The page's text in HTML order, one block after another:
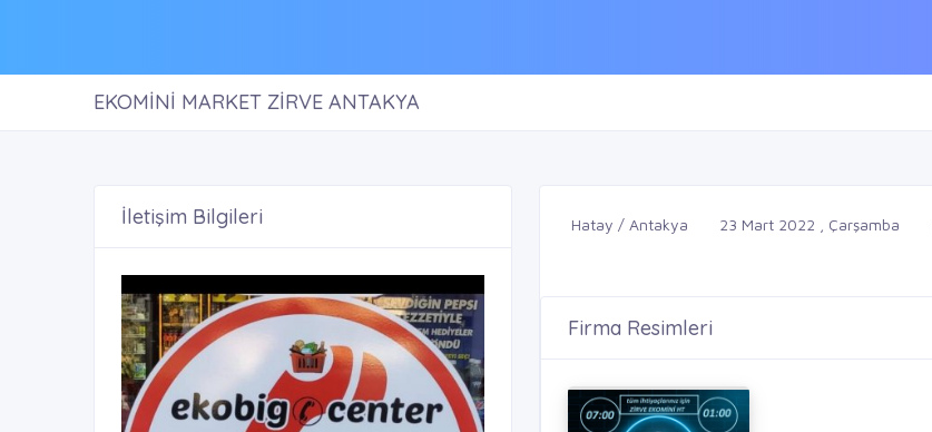
EKOMİNİ MARKET ZİRVE ANTAKYA
İletişim Bilgileri Hatay / Antakya 23 Mart 2022 , Çarşamba
Firma Resimleri